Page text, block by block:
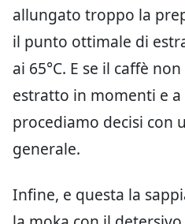
allungato troppo la
il punto ottimale di
ai 65°C. E se il caffè
estratto in momenti e
procediamo decisi con
generale.
Infine, e questa la